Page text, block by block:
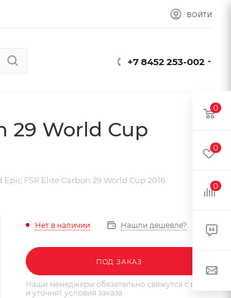
ВОЙТИ
+7 8452 253-002
29 World Cup
FSR Elite Carbon 29 World Cup 2016
Нет в наличии Нашли дешевле?
ПОД ЗАКАЗ
Наши менеджеры обязательно свяжутся с вами
и уточнят условия заказа
0
0
0